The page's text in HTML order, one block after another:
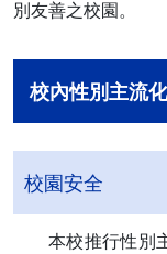
別友善之校園。
校內性別主流
校園安全
本校推行性別